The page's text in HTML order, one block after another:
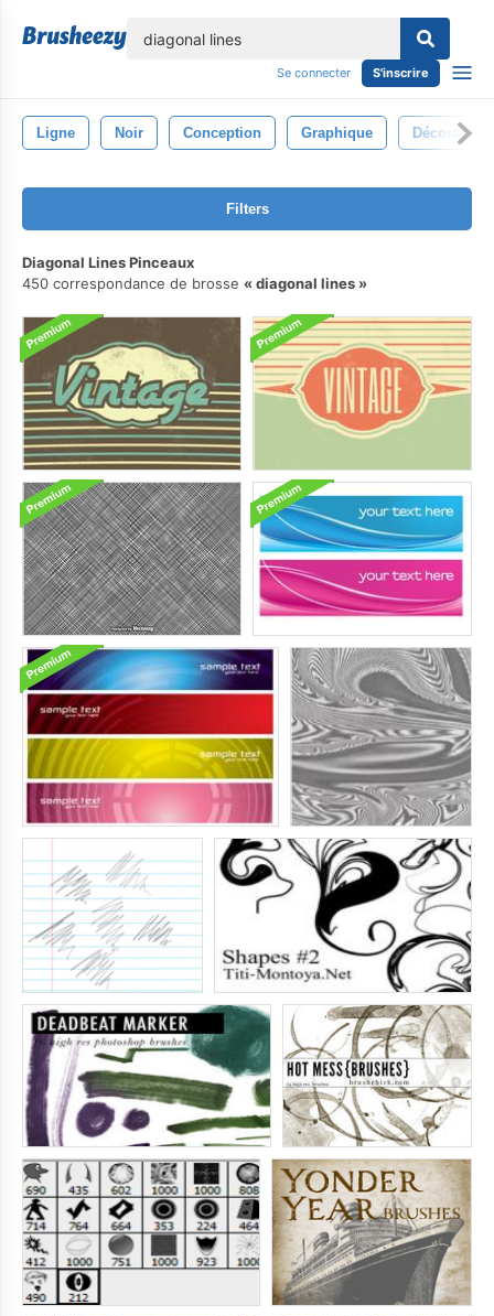
Se connecter S'inscrire
Ligne Noir Conception Graphique Décoratif
Filters
Diagonal Lines Pinceaux
450 correspondance de brosse
diagonal lines